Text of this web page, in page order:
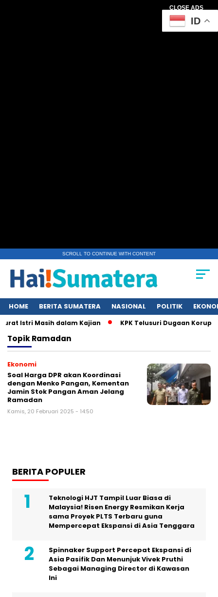
CLOSE ADS
SCROLL TO CONTINUE WITH CONTENT
HOME BERITA SUMATERA NASIONAL POLITIK
Istri Masih dalam Kajian KPK Telusuri Dugaan
TopikRamadan
Ekonomi
Soal Harga DPR akan Koordinasi
dengan Menko Pangan, Kementan
Jamin Stok Pangan Aman Jelang
Ramadan
Kamis, 20 Februari 2025 - 14:50
BERITA POPULER
Teknologi HJT Tampil Luar Biasa di
Malaysia! Risen Energy Resmikan Kerja
sama Proyek PLTS Terbaru guna
Mempercepat Ekspansi di Asia Tenggara
Spinnaker Support Percepat Ekspansi di
Asia Pasifik Dan Menunjuk Vivek Pruthi
Sebagai Managing Director di Kawasan
Ini
ID